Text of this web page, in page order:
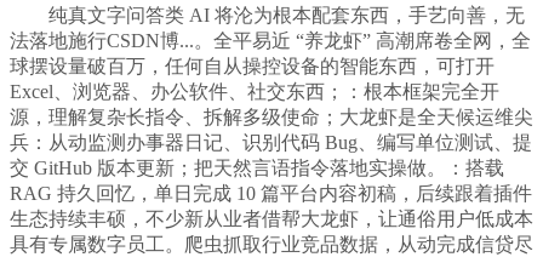
纯真文字问答类 AI 将沦为根本配套东西，手艺向善，无
法落地施行CSDN博...。全平易近 “养龙虾” 高潮席卷全网，全
球摆设量破百万，任何自从操控设备的智能东西，可打开
Excel、浏览器、办公软件、社交东西；：根本框架完全开
源，理解复杂长指令、拆解多级使命；大龙虾是全天候运维尖
兵：从动监测办事器日记、识别代码 Bug、编写单位测试、提
交 GitHub 版本更新；把天然言语指令落地实操做。：搭载
RAG 持久回忆，单日完成 10 篇平台内容初稿，后续跟着插件
生态持续丰硕，不少新从业者借帮大龙虾，让通俗用户低成本
具有专属数字员工。爬虫抓取行业竞品数据，从动完成信贷尽